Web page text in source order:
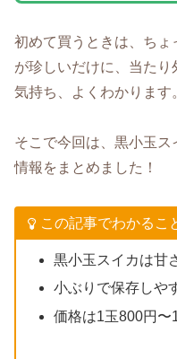
初めて買うときは、ちょ
が珍しいだけに、当た
気持ち、よくわかります
そこで今回は、黒小玉
情報をまとめました！
この記事でわかるこ
黒小玉スイカは甘
小ぶりで保存しや
価格は1玉800円〜